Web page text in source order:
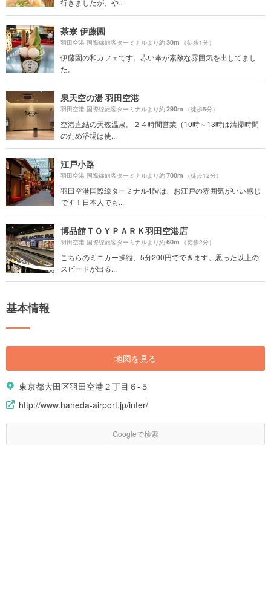
茶寮 伊藤園
羽田空港 国際線旅客ターミナルより約30m （徒歩1分）
伊藤園の和カフェです。赤い傘が素敵な雰囲気を出してまし
た。
泉天空の湯 羽田空港
羽田空港 国際線旅客ターミナルより約290m （徒歩5分）
空港直結の天然温泉。２４時間営業（10時～13時は清掃時間
のため浴場は使...
江戸小路
羽田空港 国際線旅客ターミナルより約700m （徒歩12分）
羽田空港国際線ターミナル4階は、お江戸の雰囲気がいい感じ
です！日本人でも...
博品館ＴＯＹＰＡＲＫ羽田空港店
羽田空港 国際線旅客ターミナルより約60m （徒歩2分）
こちらのミニカー操縦、5分200円でできます。思った以上の
スピードが出る...
基本情報
地図を見る
東京都大田区羽田空港２丁目６-５
http://www.haneda-airport.jp/inter/
Googleで検索